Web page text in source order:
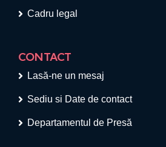
Cadru legal
CONTACT
Lasă-ne un mesaj
Sediu si Date de contact
Departamentul de Presă